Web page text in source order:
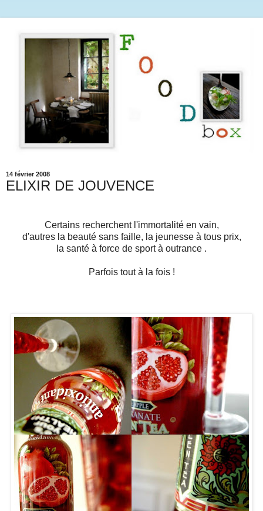
14 février 2008
ELIXIR DE JOUVENCE
Certains recherchent l'immortalité en vain,
d'autres la beauté sans faille, la jeunesse à tous prix,
la santé à force de sport à outrance .
Parfois tout à la fois !